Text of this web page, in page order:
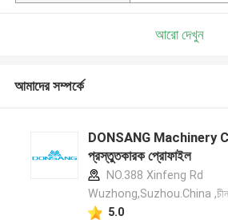
আরো দেখুন
আমাদের সম্পর্কে
DONSANG Machinery
প্রস্তুতকারক প্রোফাইল
NO.388 Xinfeng Rd
Wuzhong,Suzhou.China ,চীন
5.0